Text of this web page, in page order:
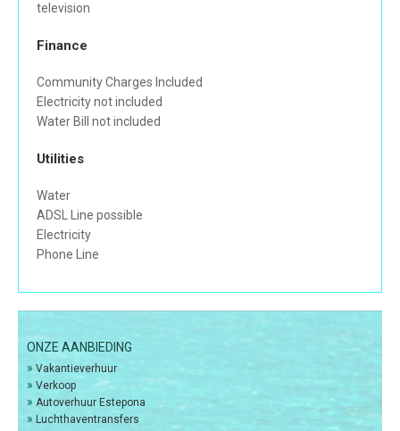
television
Finance
Community Charges Included
Electricity not included
Water Bill not included
Utilities
Water
ADSL Line possible
Electricity
Phone Line
ONZE AANBIEDING
» Vakantieverhuur
» Verkoop
» Autoverhuur Estepona
» Luchthaventransfers